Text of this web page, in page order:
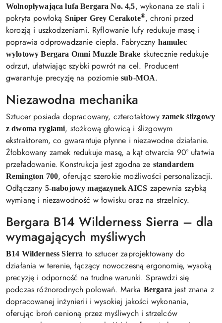
Wolnopływająca lufa Bergara No. 4,5, wykonana ze stali i
pokryta powłoką Sniper Grey Cerakote®, chroni przed
korozją i uszkodzeniami. Ryflowanie lufy redukuje masę i
poprawia odprowadzanie ciepła. Fabryczny hamulec
wylotowy Bergara Omni Muzzle Brake skutecznie redukuje
odrzut, ułatwiając szybki powrót na cel. Producent
gwarantuje precyzję na poziomiesub-MOA.
Niezawodna mechanika
Sztucer posiada dopracowany, czterotaktowy zamek ślizgowy
z dwoma ryglami, stożkową głowicą i ślizgowym
ekstraktorem, co gwarantuje płynne i niezawodne działanie.
Żłobkowany zamek redukuje masę, a kąt otwarcia 90° ułatwia
przeładowanie. Konstrukcja jest zgodna ze standardem
Remington 700, oferując szerokie możliwości personalizacji.
Odłączany 5-nabojowy magazynek AICS zapewnia szybką
wymianę i niezawodność w łowisku oraz na strzelnicy.
Bergara B14 Wilderness Sierra – dla
wymagających myśliwych
B14 Wilderness Sierra to sztucer zaprojektowany do
działania w terenie, łączący nowoczesną ergonomię, wysoką
precyzję i odporność na trudne warunki. Sprawdzi się
podczas różnorodnych polowań. Marka Bergarajest znana z
dopracowanej inżynierii i wysokiej jakości wykonania,
oferując broń cenioną przez myśliwych i strzelców